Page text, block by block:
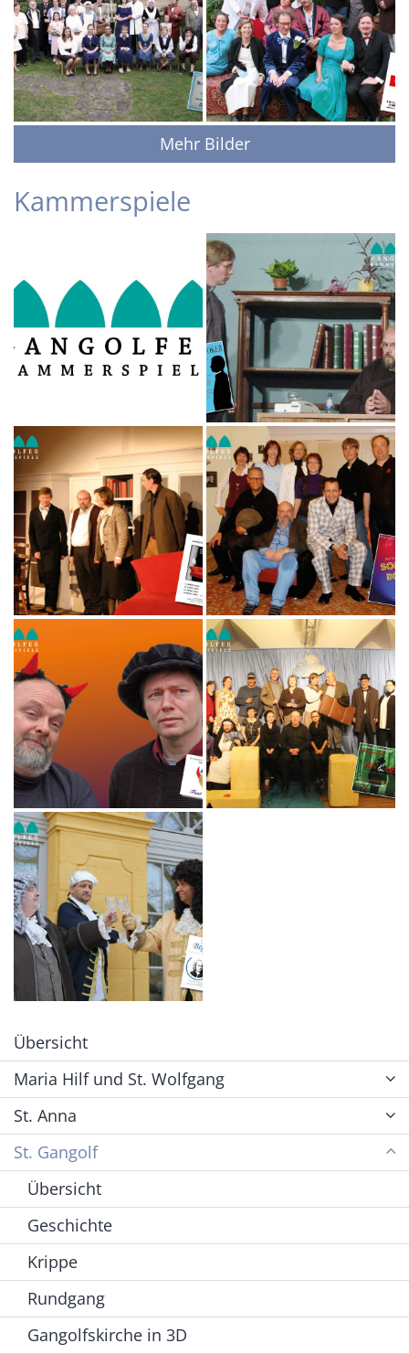
Mehr Bilder
Kammerspiele
Übersicht
Maria Hilf und St. Wolfgang
St. Anna
St. Gangolf
Übersicht
Geschichte
Krippe
Rundgang
Gangolfskirche in 3D